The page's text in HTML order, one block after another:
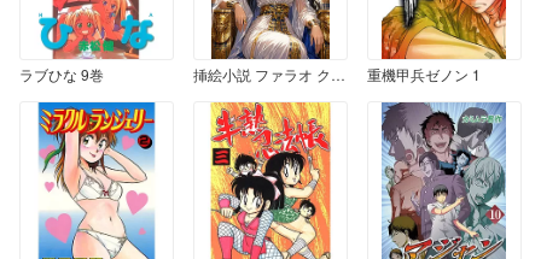
ラブひな 9巻 挿絵小説 ファラオ クレオパトラ 第一話 即位の儀 01 重機甲兵ゼノン 1